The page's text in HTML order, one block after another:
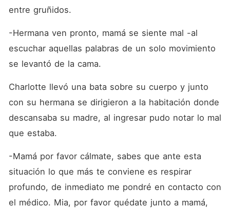
entre gruñidos.
-Hermana ven pronto, mamá se siente mal -al
escuchar aquellas palabras de un solo movimiento
se levantó de la cama.
Charlotte llevó una bata sobre su cuerpo y junto
con su hermana se dirigieron a la habitación donde
descansaba su madre, al ingresar pudo notar lo mal
que estaba.
-Mamá por favor cálmate, sabes que ante esta
situación lo que más te conviene es respirar
profundo, de inmediato me pondré en contacto con
el médico. Mia, por favor quédate junto a mamá,